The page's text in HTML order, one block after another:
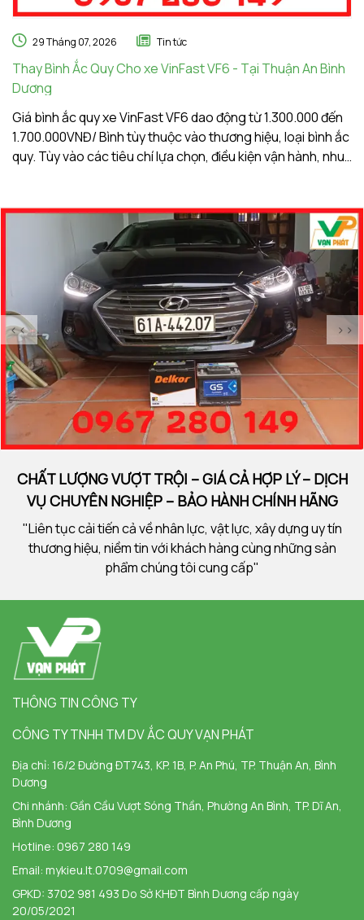
29 Tháng 07, 2026 Tin tức
Thay Bình Ắc Quy Cho xe VinFast VF6 - Tại Thuận An Bình
Dương
Giá bình ắc quy xe VinFast VF6 dao động từ 1.300.000 đến
1.700.000VNĐ/ Bình tùy thuộc vào thương hiệu, loại bình ắc
quy. Tùy vào các tiêu chí lựa chọn, điều kiện vận hành, nhu
<< >>
CHẤT LƯỢNG VƯỢT TRỘI – GIÁ CẢ HỢP LÝ – DỊCH
VỤ CHUYÊN NGHIỆP – BẢO HÀNH CHÍNH HÃNG
"Liên tục cải tiến cả về nhân lực, vật lực, xây dựng uy tín
thương hiệu, niềm tin với khách hàng cùng những sản
phẩm chúng tôi cung cấp"
THÔNG TIN CÔNG TY
CÔNG TY TNHH TM DV ẮC QUY VẠN PHÁT
Địa chỉ: 16/2 Đường ĐT743, KP. 1B, P. An Phú, TP. Thuận An, Bình
Dương
Chi nhánh: Gần Cầu Vượt Sóng Thần, Phường An Bình, TP. Dĩ An,
Bình Dương
Hotline: 0967 280 149
Email: mykieu.lt.0709@gmail.com
GPKD: 3702 981 493 Do Sở KHĐT Bình Dương cấp ngày
20/05/2021